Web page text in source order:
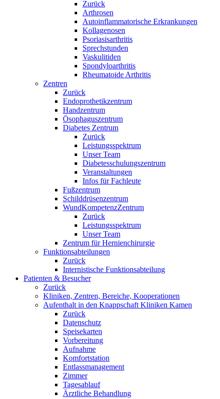
Zurück
Arthrosen
Autoinflammatorische Erkrankungen
Kollagenosen
Psoriasisarthritis
Sprechstunden
Vaskulitiden
Spondyloarthritis
Rheumatoide Arthritis
Zentren
Zurück
Endoprothetikzentrum
Handzentrum
Ösophaguszentrum
Diabetes Zentrum
Zurück
Leistungsspektrum
Unser Team
Diabetesschulungszentrum
Veranstaltungen
Infos für Fachleute
Fußzentrum
Schilddrüsenzentrum
WundKompetenzZentrum
Zurück
Leistungsspektrum
Unser Team
Zentrum für Hernienchirurgie
Funktionsabteilungen
Zurück
Internistische Funktionsabteilung
Patienten & Besucher
Zurück
Kliniken, Zentren, Bereiche, Kooperationen
Aufenthalt in den Knappschaft Kliniken Kamen
Zurück
Datenschutz
Speisekarten
Vorbereitung
Aufnahme
Komfortstation
Entlassmanagement
Zimmer
Tagesablauf
Ärztliche Behandlung